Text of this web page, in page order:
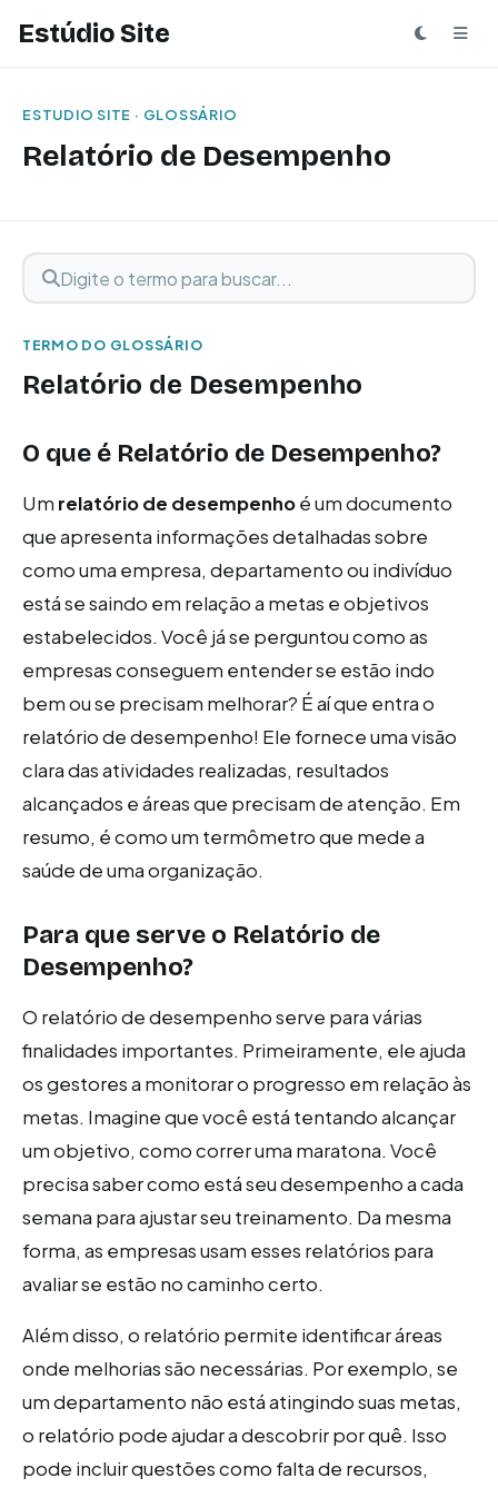
Estúdio Site
ESTUDIO SITE · GLOSSÁRIO
Relatório de Desempenho
Buscar termo
Digite o termo para buscar
TERMO DO GLOSSÁRIO
Relatório de Desempenho
O que é Relatório de Desempenho?
Um relatório de desempenhoé um documento
que apresenta informações detalhadas sobre
como uma empresa, departamento ou indivíduo
está se saindo em relação a metas e objetivos
estabelecidos. Você já se perguntou como as
empresas conseguem entender se estão indo
bem ou se precisam melhorar? É aí que entra o
relatório de desempenho! Ele fornece uma visão
clara das atividades realizadas, resultados
alcançados e áreas que precisam de atenção. Em
resumo, é como um termômetro que mede a
saúde de uma organização.
Para que serve o Relatório de
Desempenho?
O relatório de desempenho serve para várias
finalidades importantes. Primeiramente, ele ajuda
os gestores a monitorar o progresso em relação às
metas. Imagine que você está tentando alcançar
um objetivo, como correr uma maratona. Você
precisa saber como está seu desempenho a cada
semana para ajustar seu treinamento. Da mesma
forma, as empresas usam esses relatórios para
avaliar se estão no caminho certo.
Além disso, o relatório permite identificar áreas
onde melhorias são necessárias. Por exemplo, se
um departamento não está atingindo suas metas,
o relatório pode ajudar a descobrir por quê. Isso
pode incluir questões como falta de recursos,